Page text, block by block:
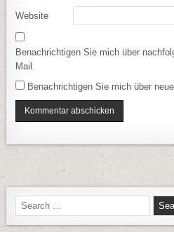
Website
Benachrichtigen Sie mich über
Mail.
Benachrichtigen Sie mich über
Search for: